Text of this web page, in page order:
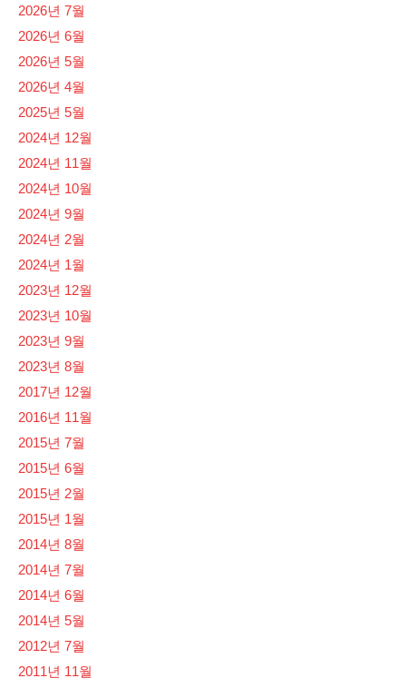
2026년 7월
2026년 6월
2026년 5월
2026년 4월
2025년 5월
2024년 12월
2024년 11월
2024년 10월
2024년 9월
2024년 2월
2024년 1월
2023년 12월
2023년 10월
2023년 9월
2023년 8월
2017년 12월
2016년 11월
2015년 7월
2015년 6월
2015년 2월
2015년 1월
2014년 8월
2014년 7월
2014년 6월
2014년 5월
2012년 7월
2011년 11월